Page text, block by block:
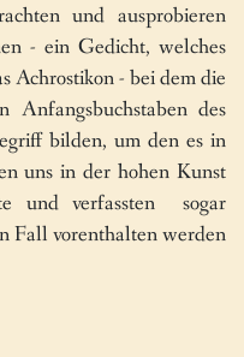
und ausprobieren
- ein Gedicht, welches
Achrostikon - bei dem die
Anfangsbuchstaben des
bilden, um den es in
uns in der hohen Kunst
und verfassten sogar
Fall vorenthalten werden